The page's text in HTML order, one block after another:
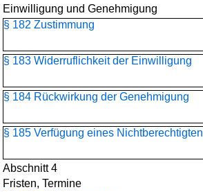
Einwilligung und Genehmigung
§ 182 Zustimmung
§ 183 Widerruflichkeit der Einwilligung
§ 184 Rückwirkung der Genehmigung
§ 185 Verfügung eines Nichtberechtigten
Abschnitt 4
Fristen, Termine